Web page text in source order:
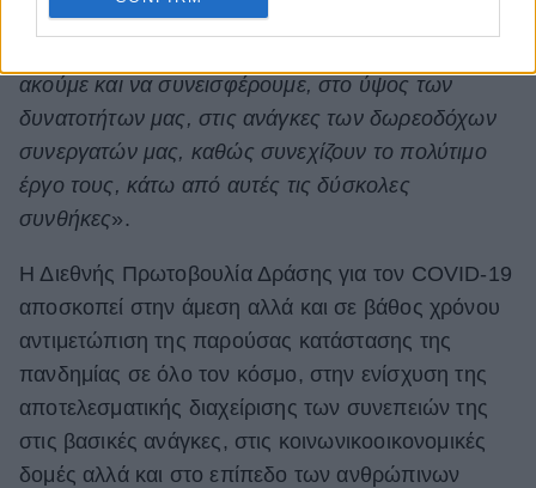
και να υποστηρίξουμε όλους όσοι βρίσκονται στην
ακούμε και να συνεισφέρουμε, στο ύψος των
δυνατοτήτων μας, στις ανάγκες των δωρεοδόχων
συνεργατών μας, καθώς συνεχίζουν το πολύτιμο
έργο τους, κάτω από αυτές τις δύσκολες
συνθήκες».
Η Διεθνής Πρωτοβουλία Δράσης για τον COVID-19
αποσκοπεί στην άμεση αλλά και σε βάθος χρόνου
αντιμετώπιση της παρούσας κατάστασης της
πανδημίας σε όλο τον κόσμο, στην ενίσχυση της
αποτελεσματικής διαχείρισης των συνεπειών της
στις βασικές ανάγκες, στις κοινωνικοοικονομικές
δομές αλλά και στο επίπεδο των ανθρώπινων